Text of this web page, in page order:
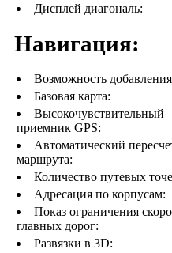
Дисплей диагональ:
Навигация:
Возможность
Базовая карта:
Высокочувствительный
приемник GPS:
Автоматический
маршрута:
Количество путевых
Адресация по корпусам:
Показ ограничения
главных дорог:
Развязки в 3D: